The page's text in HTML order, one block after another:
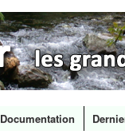
Documentation